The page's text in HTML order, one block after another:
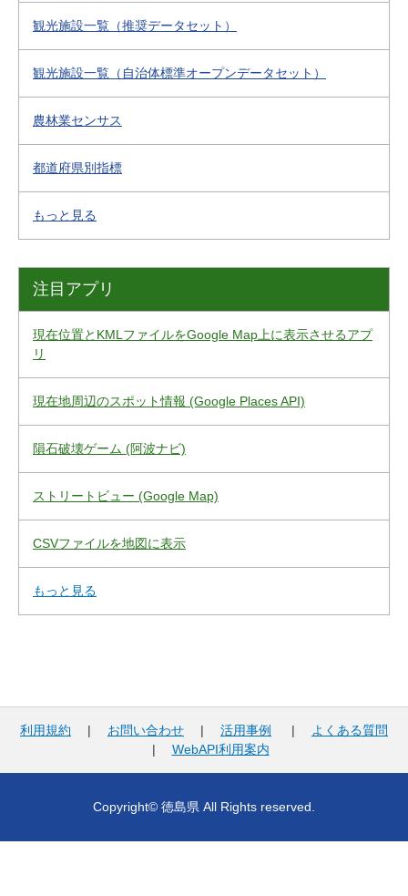
観光施設一覧（推奨データセット）
観光施設一覧（自治体標準オープンデータセット）
農林業センサス
都道府県別指標
もっと見る
注目アプリ
現在位置とKMLファイルをGoogle Map上に表示させるアプ
リ
現在地周辺のスポット情報 (Google Places API)
隕石破壊ゲーム (阿波ナビ)
ストリートビュー (Google Map)
CSVファイルを地図に表示
もっと見る
利用規約 | お問い合わせ | 活用事例 |
よくある質問
| WebAPI利用案内
Copyright© 徳島県 All Rights reserved.